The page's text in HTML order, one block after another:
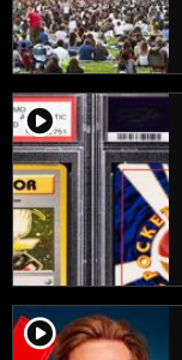
player2
player2